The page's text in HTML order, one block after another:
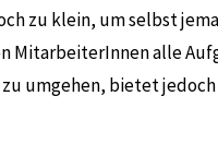
zu klein, um selbst
MitarbeiterInnen alle
umgehen, bietet